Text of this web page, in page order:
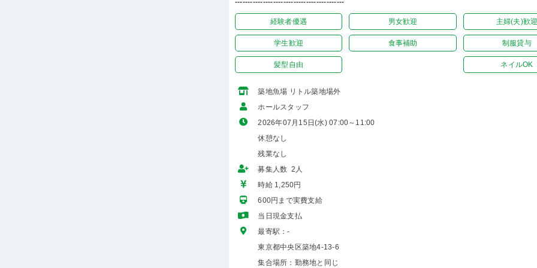
-------------------------------------------
経験者優遇 男女歓迎 主婦(夫)歓
学生歓迎 食事補助 制服貸与
髪型自由 ネイルOK
築地魚場 リトル築地場外
ホールスタッフ
2026年07月15日(水) 07:00～11:00
休憩なし
残業なし
募集人数 2人
時給 1,250円
600円まで実費支給
当日現金支払
最寄駅：-
東京都中央区築地4-13-6
集合場所：勤務地と同じ